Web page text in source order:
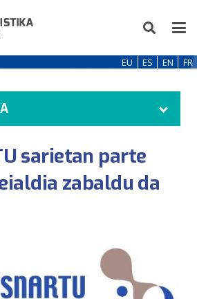
EU ES EN FR
sarietan parte
zabaldu da